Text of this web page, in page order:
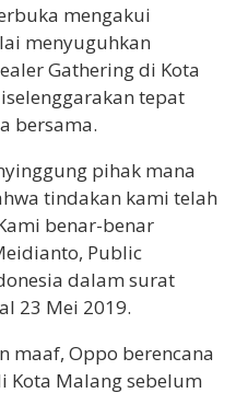
mengakui
menyuguhkan
Gathering di Kota
tepat
bersama.
pihak mana
tindakan kami telah
benar-benar
Public
dalam surat
23 Mei 2019.
maaf, Oppo berencana
Kota Malang sebelum